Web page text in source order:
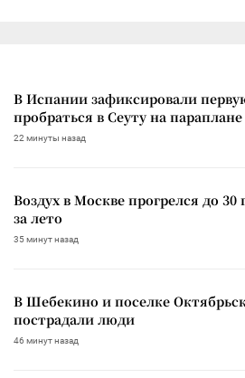
В Испании зафиксировали
пробраться в Сеуту на параплане
22 минуты назад
Воздух в Москве прогрелся до 30
за лето
35 минут назад
В Шебекино и поселке
пострадали люди
46 минут назад